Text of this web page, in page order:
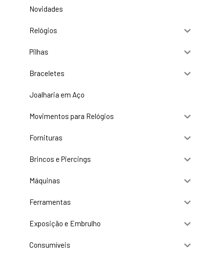
Novidades
Relógios
Pilhas
Braceletes
Joalharia em Aço
Movimentos para Relógios
Fornituras
Brincos e Piercings
Máquinas
Ferramentas
Exposição e Embrulho
Consumíveis